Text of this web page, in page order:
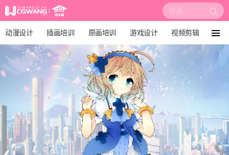
搜
索:
动漫设计 插画培训 原画培训 游戏设计 视频剪辑
影视后期 3D建模 培训课程 动画设计
漫画设计 绘画教程 板绘培训